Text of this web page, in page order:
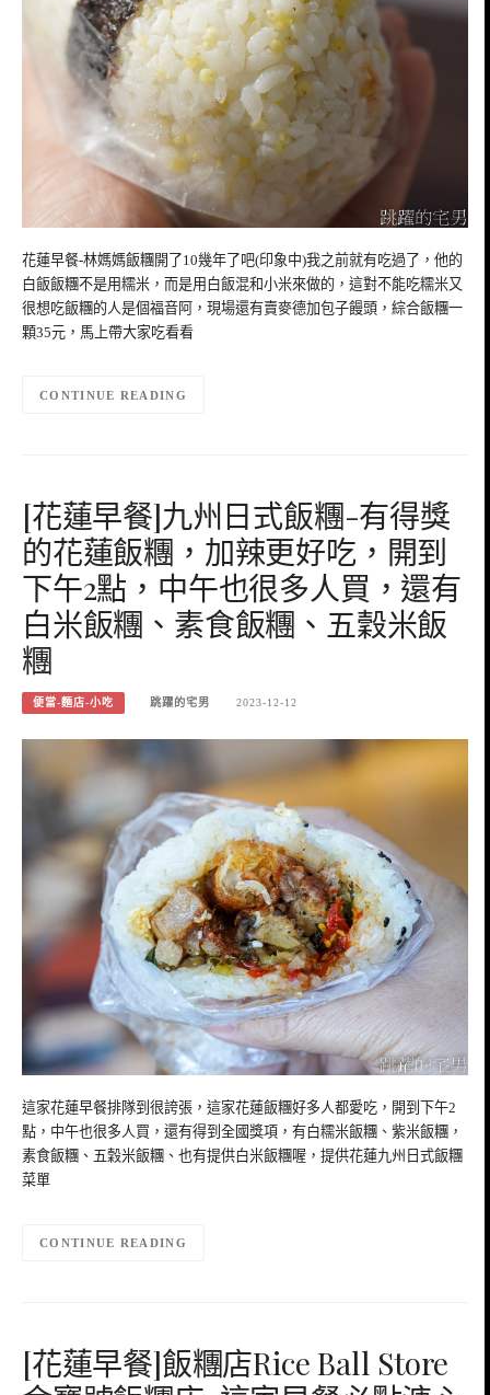
花蓮早餐-林媽媽飯糰開了10幾年了吧(印象中)我之前就有吃過了，他的
白飯飯糰不是用糯米，而是用白飯混和小米來做的，這對不能吃糯米又
很想吃飯糰的人是個福音阿，現場還有賣麥德加包子饅頭，綜合飯糰一
顆35元，馬上帶大家吃看看
CONTINUE READING
[花蓮早餐]九州日式飯糰-有得獎
的花蓮飯糰，加辣更好吃，開到
下午2點，中午也很多人買，還有
白米飯糰、素食飯糰、五穀米飯
糰
便當-麵店-小吃 跳躍的宅男 2023-12-12
這家花蓮早餐排隊到很誇張，這家花蓮飯糰好多人都愛吃，開到下午2
點，中午也很多人買，還有得到全國獎項，有白糯米飯糰、紫米飯糰，
素食飯糰、五穀米飯糰、也有提供白米飯糰喔，提供花蓮九州日式飯糰
菜單
CONTINUE READING
[花蓮早餐]飯糰店Rice Ball Store